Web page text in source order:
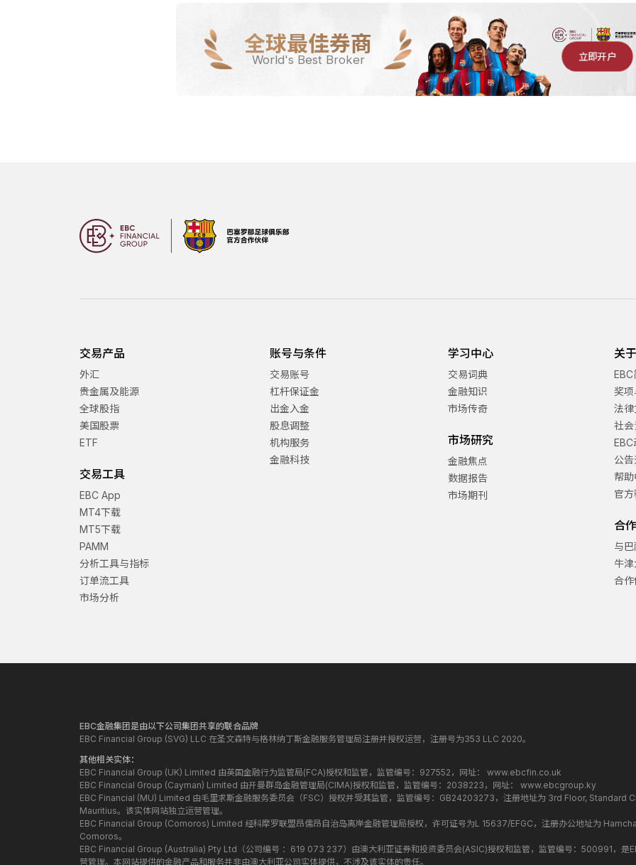
全球最佳券商
World's Best Broker 立即开户
交易产品
外汇
贵金属及能源
全球股指
美国股票
ETF
交易工具
EBC App
MT4下载
MT5下载
PAMM
分析工具与指标
订单流工具
市场分析
账号与条件
交易账号
杠杆保证金
出金入金
股息调整
机构服务
金融科技
学习中心
交易词典
金融知识
市场传奇
市场研究
金融焦点
数据报告
市场期刊
关
奖
法
社
公
帮
官
合
与
牛
合
EBC金融集团是由以下公司集团共享的联合品牌
EBC Financial Group (SVG) LLC 在圣文森特与格林纳丁斯金融服务管理局注册并授权运营，注册号为353 LLC 2020。
其他相关实体：
EBC Financial Group (UK) Limited 由英国金融行为监管局(FCA)授权和监管，监管编号：927552，网址： www.ebcfin.co.uk
EBC Financial Group (Cayman) Limited 由开曼群岛金融管理局(CIMA)授权和监管，监管编号：2038223，网址： www.ebcgroup.ky
EBC Financial (MU) Limited 由毛里求斯金融服务委员会（FSC）授权并受其监管，监管编号：GB24203273，注册地址为 3rd Floor,
Mauritius。该实体网站独立运营管理。
EBC Financial Group (Comoros) Limited 经科摩罗联盟昂儒昂自治岛离岸金融管理局授权，许可证号为L 15637/EFGC，注册办公地址为
Comoros。
EBC Financial Group (Australia) Pty Ltd（公司编号 ：619 073 237）由澳大利亚证券和投资委员会(ASIC)授权和监管，监管编号：500991，是
营管理。本网站提供的金融产品和服务并非由澳大利亚公司实体提供，不涉及该实体的责任。